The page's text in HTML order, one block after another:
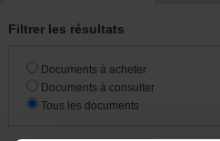
Filtrerlesrésultats
Documentsàacheter
Documentsàconsulter
Touslesdocuments